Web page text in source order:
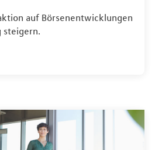
auf Börsenentwicklungen
steigern.